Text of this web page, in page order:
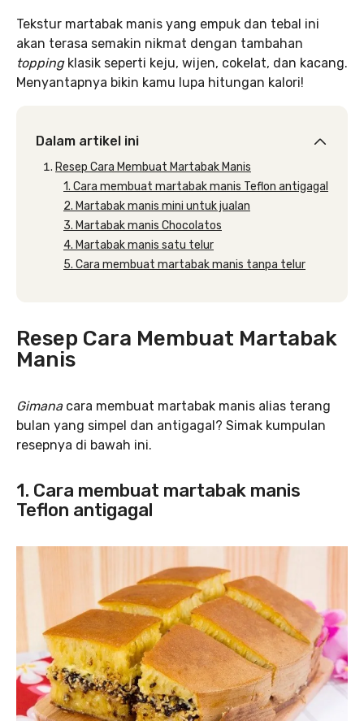
Tekstur martabak manis yang empuk dan tebal ini
akan terasa semakin nikmat dengan tambahan
topping klasik seperti keju, wijen, cokelat, dan kacang.
Menyantapnya bikin kamu lupa hitungan kalori!
Dalam artikel ini
Resep Cara Membuat Martabak Manis
1. Cara membuat martabak manis Teflon antigagal
2. Martabak manis mini untuk jualan
3. Martabak manis Chocolatos
4. Martabak manis satu telur
5. Cara membuat martabak manis tanpa telur
Resep Cara Membuat Martabak
Manis
Gimanacara membuat martabak manis alias terang
bulan yang simpel dan antigagal? Simak kumpulan
resepnya di bawah ini.
1. Cara membuat martabak manis
Teflon antigagal